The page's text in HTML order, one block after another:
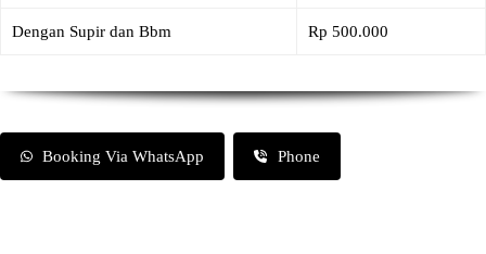
Dengan Supir dan Bbm Rp 500.000
Booking Via WhatsApp Phone